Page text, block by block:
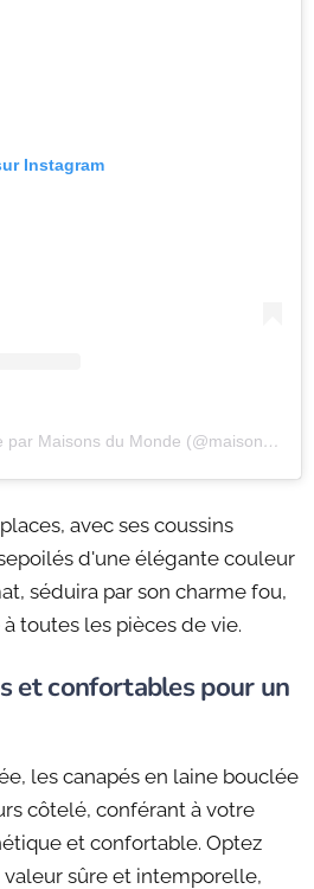
Instagram
Une publication partagée par Maisons du Monde (@maisonsdumonde)
avec ses coussins
d'une élégante couleur
séduira par son charme fou,
toutes les pièces de vie.
et confortables pour un
les canapés en laine bouclée
côtelé, conférant à votre
et confortable. Optez
sûre et intemporelle,